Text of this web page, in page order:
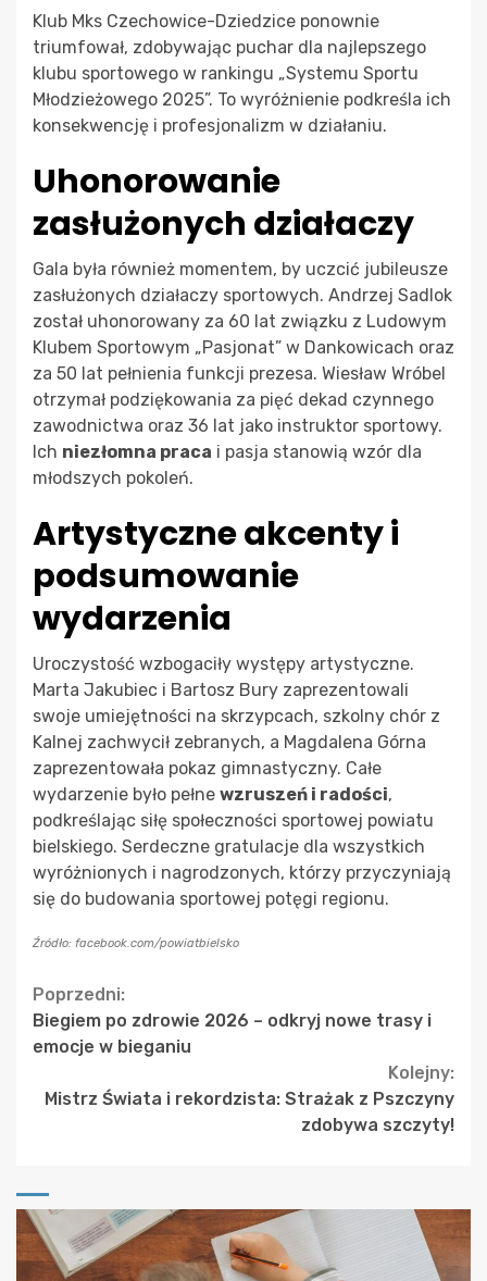
Klub Mks Czechowice-Dziedzice ponownie
triumfował, zdobywając puchar dla najlepszego
klubu sportowego w rankingu „Systemu Sportu
Młodzieżowego 2025”. To wyróżnienie podkreśla ich
konsekwencję i profesjonalizm w działaniu.
Uhonorowanie
zasłużonych działaczy
Gala była również momentem, by uczcić jubileusze
zasłużonych działaczy sportowych. Andrzej Sadlok
został uhonorowany za 60 lat związku z Ludowym
Klubem Sportowym „Pasjonat” w Dankowicach oraz
za 50 lat pełnienia funkcji prezesa. Wiesław Wróbel
otrzymał podziękowania za pięć dekad czynnego
zawodnictwa oraz 36 lat jako instruktor sportowy.
Ich niezłomna praca i pasja stanowią wzór dla
młodszych pokoleń.
Artystyczne akcenty i
podsumowanie
wydarzenia
Uroczystość wzbogaciły występy artystyczne.
Marta Jakubiec i Bartosz Bury zaprezentowali
swoje umiejętności na skrzypcach, szkolny chór z
Kalnej zachwycił zebranych, a Magdalena Górna
zaprezentowała pokaz gimnastyczny. Całe
wydarzenie było pełne wzruszeń i radości,
podkreślając siłę społeczności sportowej powiatu
bielskiego. Serdeczne gratulacje dla wszystkich
wyróżnionych i nagrodzonych, którzy przyczyniają
się do budowania sportowej potęgi regionu.
Źródło: facebook.com/powiatbielsko
Continue
Reading
Poprzedni:
Biegiem po zdrowie 2026 – odkryj nowe trasy i
emocje w bieganiu
Kolejny:
Mistrz Świata i rekordzista: Strażak z Pszczyny
zdobywa szczyty!